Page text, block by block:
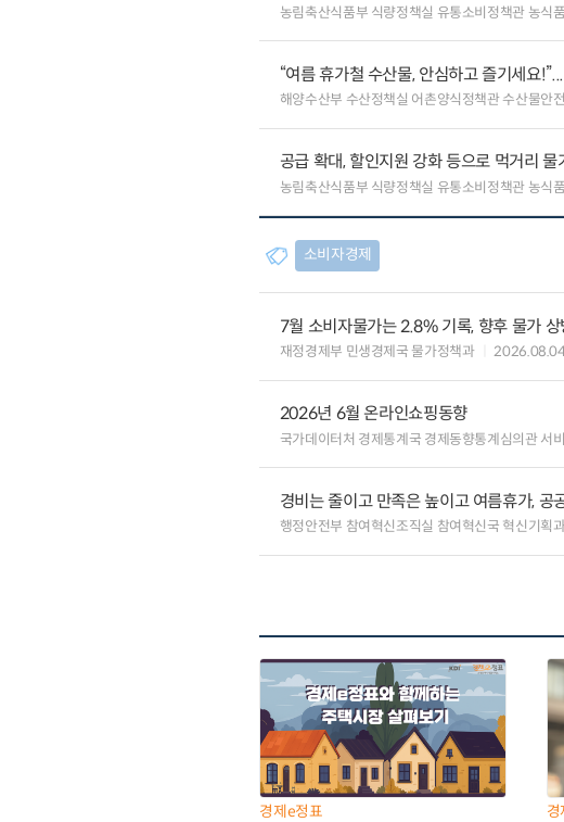
농림축산식품부 식량정책실 유통소비정책관 농식
“여름 휴가철 수산물, 안심하고 즐기세요
해양수산부 수산정책실 어촌양식정책관 수산물안
공급 확대, 할인지원 강화 등으로 먹거리 물
농림축산식품부 식량정책실 유통소비정책관 농식
소비자경제
7월 소비자물가는 2.8% 기록, 향후 물가
재정경제부 민생경제국 물가정책과
2026년 6월 온라인쇼핑동향
국가데이터처 경제통계국 경제동향통계심의관 서
경비는 줄이고 만족은 높이고 여름휴가, 공
행정안전부 참여혁신조직실 참여혁신국 혁신기획
경제e정표 경